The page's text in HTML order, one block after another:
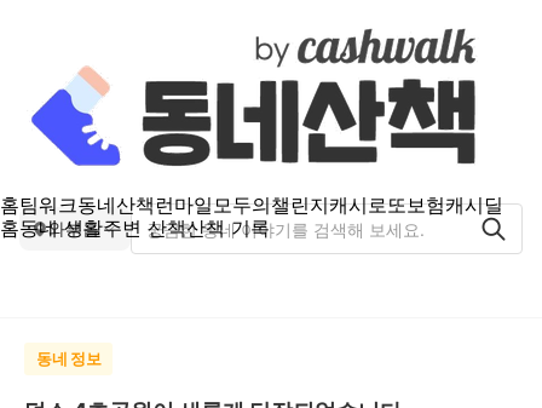
홈팀워크동네산책런마일모두의챌린지캐시로또보험캐시딜
홈동네 생활주변 산책산책 기록
와부읍
동네 정보